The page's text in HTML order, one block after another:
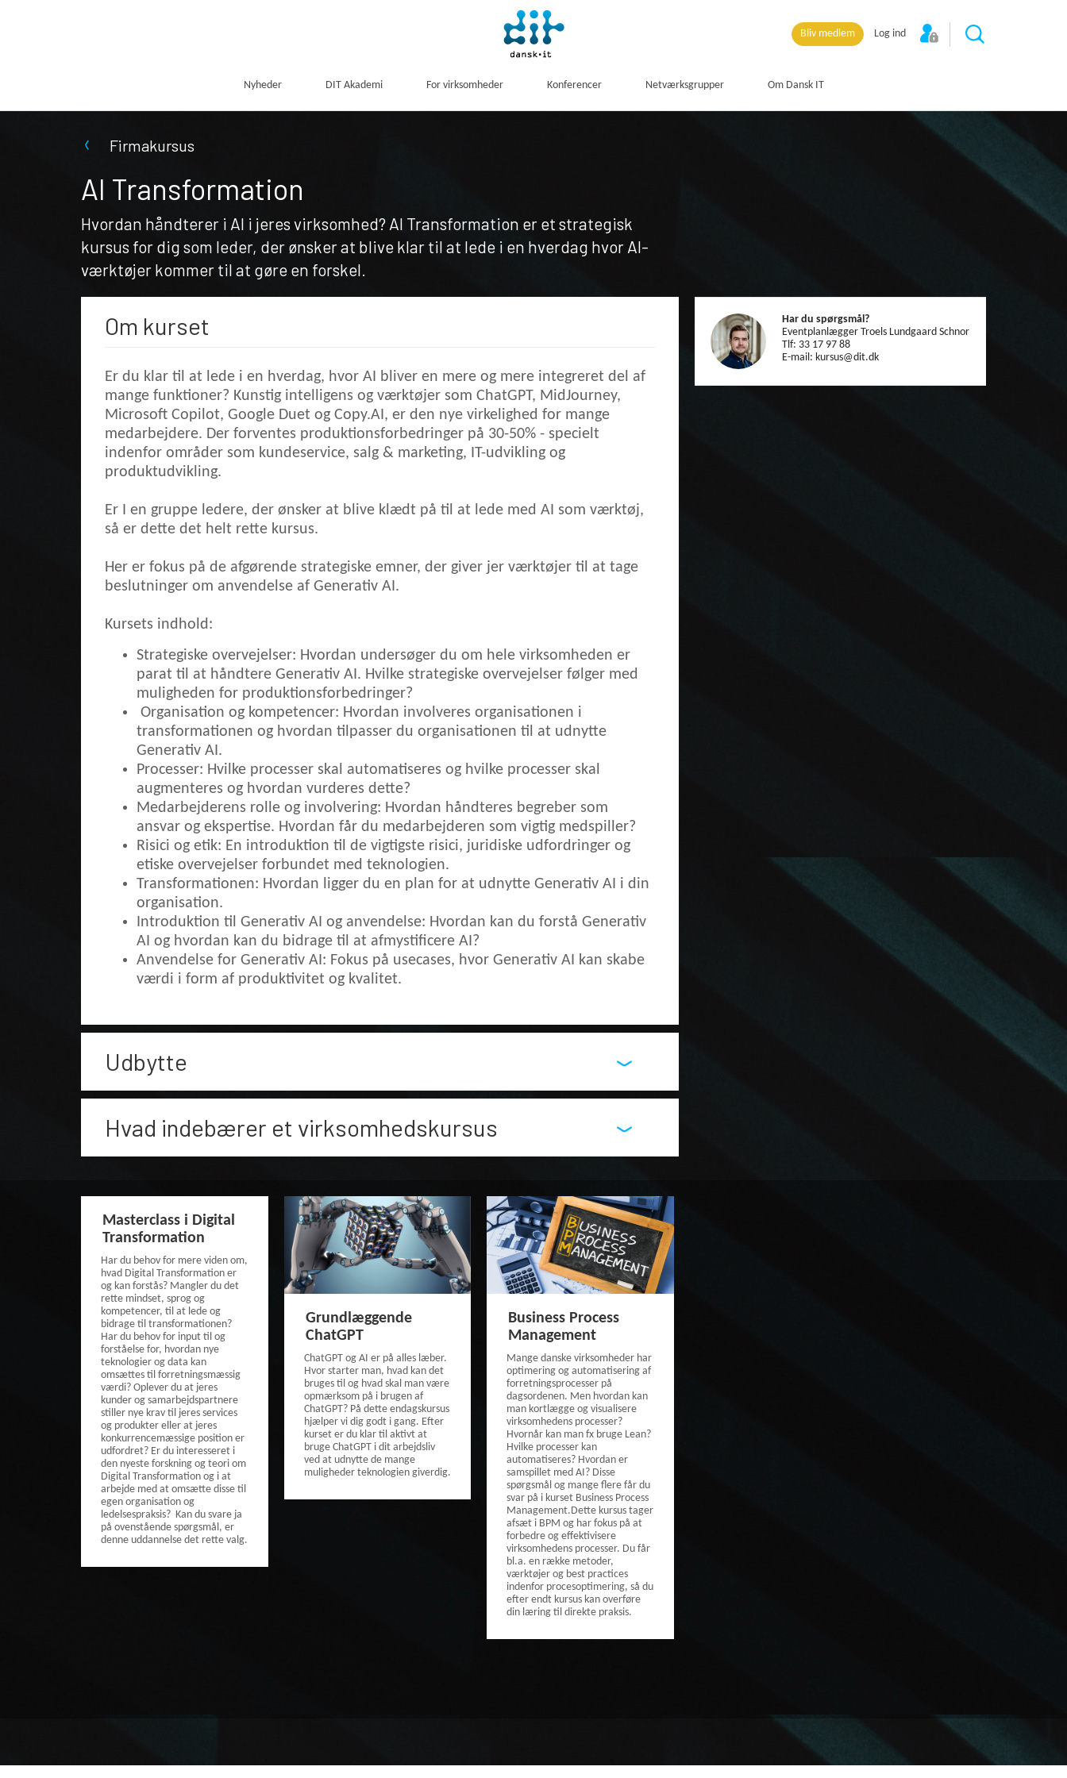
Bliv medlem Log ind
Nyheder DIT Akademi For virksomheder Konferencer Netværksgrupper Om Dansk IT
Firmakursus
AI Transformation
Hvordan håndterer i AI i jeres virksomhed? AI Transformation er et strategisk
kursus for dig som leder, der ønsker at blive klar til at lede i en hverdag hvor AI-
værktøjer kommer til at gøre en forskel.
Om kurset
Er du klar til at lede i en hverdag, hvor AI bliver en mere og mere integreret del af
mange funktioner? Kunstig intelligens og værktøjer som ChatGPT, MidJourney,
Microsoft Copilot, Google Duet og Copy.AI, er den nye virkelighed for mange
medarbejdere. Der forventes produktionsforbedringer på 30-50% - specielt
indenfor områder som kundeservice, salg & marketing, IT-udvikling og
produktudvikling.
Er I en gruppe ledere, der ønsker at blive klædt på til at lede med AI som værktøj,
så er dette det helt rette kursus.
Her er fokus på de afgørende strategiske emner, der giver jer værktøjer til at tage
beslutninger om anvendelse af Generativ AI.
Kursets indhold:
Strategiske overvejelser: Hvordan undersøger du om hele virksomheden er
parat til at håndtere Generativ AI. Hvilke strategiske overvejelser følger med
muligheden for produktionsforbedringer?
Organisation og kompetencer: Hvordan involveres organisationen i
transformationen og hvordan tilpasser du organisationen til at udnytte
Generativ AI.
Processer: Hvilke processer skal automatiseres og hvilke processer skal
augmenteres og hvordan vurderes dette?
Medarbejderens rolle og involvering: Hvordan håndteres begreber som
ansvar og ekspertise. Hvordan får du medarbejderen som vigtig medspiller?
Risici og etik: En introduktion til de vigtigste risici, juridiske udfordringer og
etiske overvejelser forbundet med teknologien.
Transformationen: Hvordan ligger du en plan for at udnytte Generativ AI i din
organisation.
Introduktion til Generativ AI og anvendelse: Hvordan kan du forstå Generativ
AI og hvordan kan du bidrage til at afmystificere AI?
Anvendelse for Generativ AI: Fokus på usecases, hvor Generativ AI kan skabe
værdi i form af produktivitet og kvalitet.
Udbytte
Hvad indebærer et virksomhedskursus
Har du spørgsmål?
Eventplanlægger Troels Lundgaard Schnor
Tlf: 33 17 97 88
E-mail: kursus@dit.dk
Masterclass i Digital
Transformation
Har du behov for mere viden om,
hvad Digital Transformation er
og kan forstås? Mangler du det
rette mindset, sprog og
kompetencer, til at lede og
bidrage til transformationen?
Har du behov for input til og
forståelse for, hvordan nye
teknologier og data kan
omsættes til forretningsmæssig
værdi? Oplever du at jeres
kunder og samarbejdspartnere
stiller nye krav til jeres services
og produkter eller at jeres
konkurrencemæssige position er
udfordret? Er du interesseret i
den nyeste forskning og teori om
Digital Transformation og i at
arbejde med at omsætte disse til
egen organisation og
ledelsespraksis? Kan du svare ja
på ovenstående spørgsmål, er
denne uddannelse det rette valg.
Grundlæggende
ChatGPT
ChatGPT og AI er på alles læber.
Hvor starter man, hvad kan det
bruges til og hvad skal man være
opmærksom på i brugen af
ChatGPT? På dette endagskursus
hjælper vi dig godt i gang. Efter
kurset er du klar til aktivt at
bruge ChatGPT i dit arbejdsliv
ved at udnytte de mange
muligheder teknologien giverdig.
Business Process
Management
Mange danske virksomheder har
optimering og automatisering af
forretningsprocesser på
dagsordenen. Men hvordan kan
man kortlægge og visualisere
virksomhedens processer?
Hvornår kan man fx bruge Lean?
Hvilke processer kan
automatiseres? Hvordan er
samspillet med AI? Disse
spørgsmål og mange flere får du
svar på i kurset Business Process
Management.Dette kursus tager
afsæt i BPM og har fokus på at
forbedre og effektivisere
virksomhedens processer. Du får
bl.a. en række metoder,
værktøjer og best practices
indenfor procesoptimering, så du
efter endt kursus kan overføre
din læring til direkte praksis.